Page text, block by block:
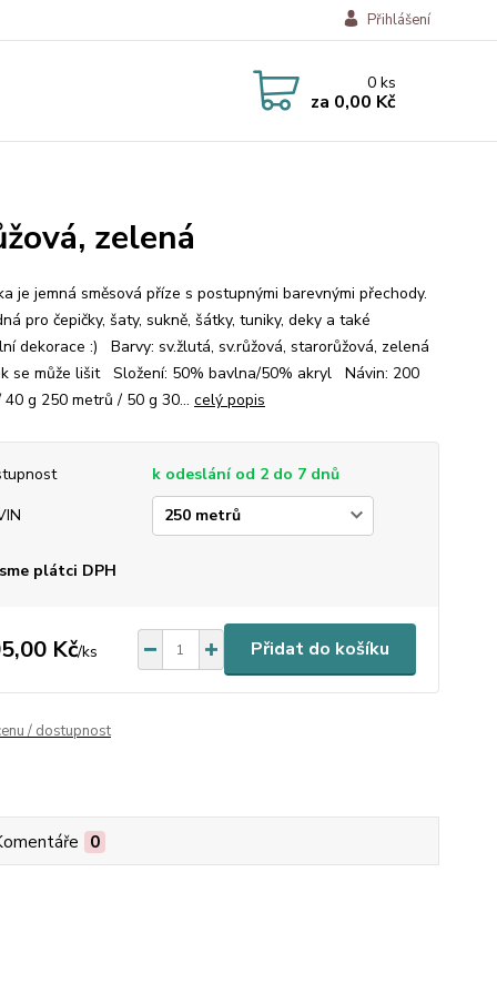
Přihlášení
0ks
za 0,00 Kč
zelená
je jemná směsová příze s postupnými barevnými přechody.
pro čepičky, šaty, sukně, šátky, tuniky, deky a také
dekorace :) Barvy: sv.žlutá, sv.růžová, starorůžová, zelená
se může lišit Složení: 50% bavlna/50% akryl Návin: 200
g 250 metrů / 50 g 30... celý popis
k odeslání od 2 do 7 dnů
plátci DPH
Kč/ks Přidat do košíku
/ dostupnost
0